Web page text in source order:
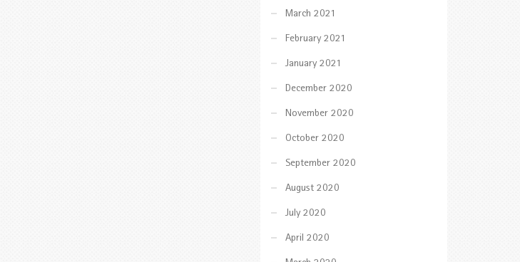
March 2021
February 2021
January 2021
December 2020
November 2020
October 2020
September 2020
August 2020
July 2020
April 2020